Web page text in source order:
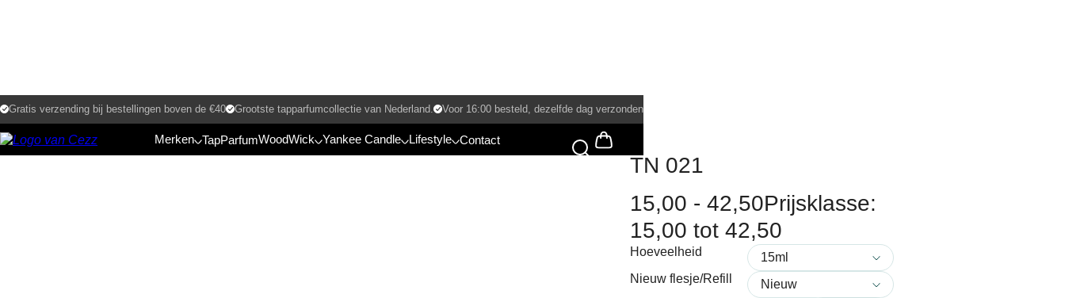
Gratis verzending bij bestellingen boven de €40 Grootste tapparfumcollectie van Nederland. Voor 16:00 besteld, dezelfde dag verzonden
Merken TapParfumWoodWick Yankee Candle Lifestyle Contact
Home/ Winkel/TN 021
Hoeveelheid
Nieuw flesje/Refill
TN 021
15,00 - 42,50Prijsklasse:
15,00 tot 42,50